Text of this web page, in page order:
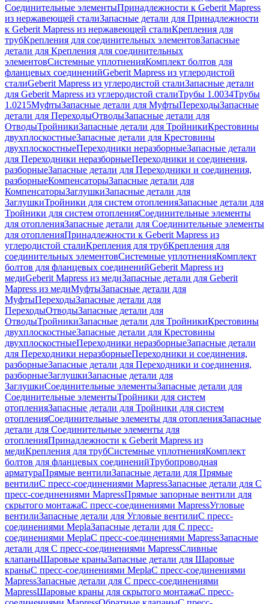
Соединительные элементыПринадлежности к Geberit Mapress
из нержавеющей сталиЗапасные детали для Принадлежности
к Geberit Mapress из нержавеющей сталиКрепления для
трубКрепления для соединительных элементовЗапасные
детали для Крепления для соединительных
элементовСистемные уплотненияКомплект болтов для
фланцевых соединенийGeberit Mapress из углеродистой
сталиGeberit Mapress из углеродистой сталиЗапасные детали
для Geberit Mapress из углеродистой сталиТрубы 1.0034Трубы
1.0215МуфтыЗапасные детали для МуфтыПереходыЗапасные
детали для ПереходыОтводыЗапасные детали для
ОтводыТройникиЗапасные детали для ТройникиКрестовины
двухплоскостныеЗапасные детали для Крестовины
двухплоскостныеПереходники неразборныеЗапасные детали
для Переходники неразборныеПереходники и соединения,
разборныеЗапасные детали для Переходники и соединения,
разборныеКомпенсаторыЗапасные детали для
КомпенсаторыЗаглушкиЗапасные детали для
ЗаглушкиТройники для систем отопленияЗапасные детали для
Тройники для систем отопленияСоединительные элементы
для отопленияЗапасные детали для Соединительные элементы
для отопленияПринадлежности к Geberit Mapress из
углеродистой сталиКрепления для трубКрепления для
соединительных элементовСистемные уплотненияКомплект
болтов для фланцевых соединенийGeberit Mapress из
медиGeberit Mapress из медиЗапасные детали для Geberit
Mapress из медиМуфтыЗапасные детали для
МуфтыПереходыЗапасные детали для
ПереходыОтводыЗапасные детали для
ОтводыТройникиЗапасные детали для ТройникиКрестовины
двухплоскостныеЗапасные детали для Крестовины
двухплоскостныеПереходники неразборныеЗапасные детали
для Переходники неразборныеПереходники и соединения,
разборныеЗапасные детали для Переходники и соединения,
разборныеЗаглушкиЗапасные детали для
ЗаглушкиСоединительные элементыЗапасные детали для
Соединительные элементыТройники для систем
отопленияЗапасные детали для Тройники для систем
отопленияСоединительные элементы для отопленияЗапасные
детали для Соединительные элементы для
отопленияПринадлежности к Geberit Mapress из
медиКрепления для трубСистемные уплотненияКомплект
болтов для фланцевых соединенийТрубопроводная
арматураПрямые вентилиЗапасные детали для Прямые
вентилиС пресс-соединениями MapressЗапасные детали для С
пресс-соединениями MapressПрямые запорные вентили для
скрытого монтажаС пресс-соединениями MapressУгловые
вентилиЗапасные детали для Угловые вентилиС пресс-
соединениями MeplaЗапасные детали для С пресс-
соединениями MeplaС пресс-соединениями MapressЗапасные
детали для С пресс-соединениями MapressСливные
клапаныШаровые краныЗапасные детали для Шаровые
краныС пресс-соединениями MeplaС пресс-соединениями
MapressЗапасные детали для С пресс-соединениями
MapressШаровые краны для скрытого монтажаС пресс-